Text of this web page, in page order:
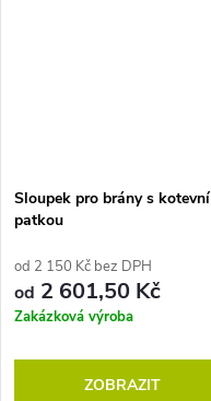
Sloupek pro brány s kotevní
patkou
od 2 150 Kč bez DPH
od 2 601,50 Kč
Zakázková výroba
ZOBRAZIT